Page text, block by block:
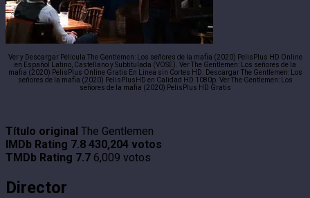
Ver y Descargar Pelicula The Gentlemen: Los señores de la mafia (2020) PelisPlus HD Online
en Español Latino, Castellano y Subtitulada (VOSE). Ver The Gentlemen: Los señores de la
mafia (2020) PelisPlus Online Gratis En Linea sin Cortes HD. Descargar The Gentlemen: Los
señores de la mafia (2020) PelisPlusHD en Calidad HD 1080p. Ver The Gentlemen: Los
señores de la mafia (2020) PelisPlus HD Gratis
Título original The Gentlemen
IMDb Rating 7.8 430,204 votos
TMDb Rating 7.7 6,009 votos
Director